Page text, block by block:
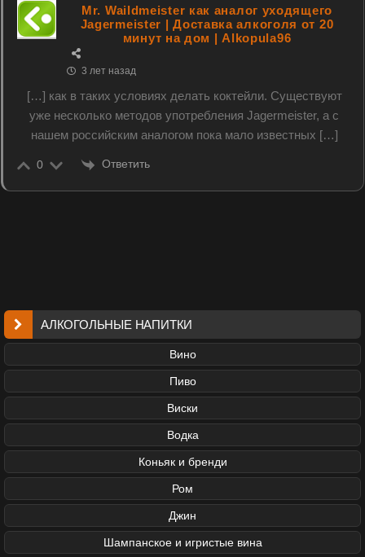
Mr. Waildmeister как аналог уходящего
Jagermeister | Доставка алкоголя от 20
минут на дом | Alkopula96
3 лет назад
[…] как в таких условиях делать коктейли. Существуют
уже несколько методов употребления Jagermeister, а с
нашем российским аналогом пока мало известных […]
0 Ответить
АЛКОГОЛЬНЫЕ НАПИТКИ
Вино
Пиво
Виски
Водка
Коньяк и бренди
Ром
Джин
Шампанское и игристые вина